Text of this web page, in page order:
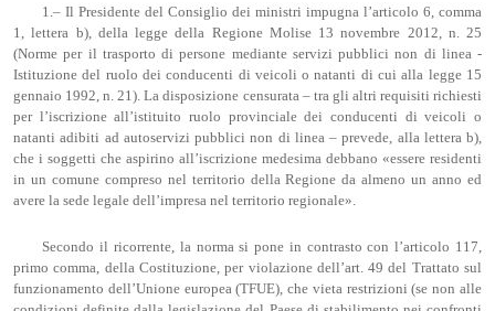
1.– Il Presidente del Consiglio dei ministri impugna l’articolo 6, comma
1, lettera b), della legge della Regione Molise 13 novembre 2012, n. 25
(Norme per il trasporto di persone mediante servizi pubblici non di linea -
Istituzione del ruolo dei conducenti di veicoli o natanti di cui alla legge 15
gennaio 1992, n. 21). La disposizione censurata – tra gli altri requisiti richiesti
per l’iscrizione all’istituito ruolo provinciale dei conducenti di veicoli o
natanti adibiti ad autoservizi pubblici non di linea – prevede, alla lettera b),
che i soggetti che aspirino all’iscrizione medesima debbano «essere residenti
in un comune compreso nel territorio della Regione da almeno un anno ed
avere la sede legale dell’impresa nel territorio regionale».
Secondo il ricorrente, la norma si pone in contrasto con l’articolo 117,
primo comma, della Costituzione, per violazione dell’art. 49 del Trattato sul
funzionamento dell’Unione europea (TFUE), che vieta restrizioni (se non alle